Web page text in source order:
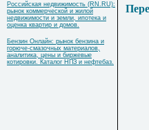
Российская недвижимость (RN.RU):
рынок коммерческой и жилой
недвижимости и земли, ипотека и
оценка квартир и домов.
Бензин Онлайн: рынок бензина и
горюче-смазочных материалов,
аналитика, цены и биржевые
котировки. Каталог НПЗ и нефтебаз.